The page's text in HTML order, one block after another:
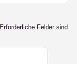
Erforderliche Felder sind